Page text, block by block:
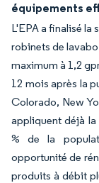
équipements
L'EPA a finalisé la
robinets de
maximum à 1,2
12 mois après la
Colorado, New
appliquent déjà
% de la
opportunité de
produits à débit